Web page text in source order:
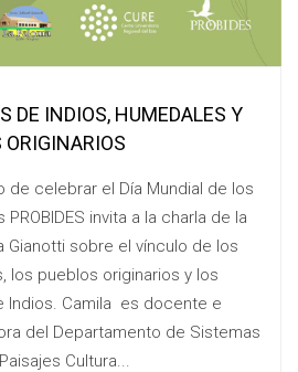
DE INDIOS, HUMEDALES Y
ORIGINARIOS
de celebrar el Día Mundial de los
PROBIDES invita a la charla de la
Gianotti sobre el vínculo de los
los pueblos originarios y los
Indios. Camila es docente e
del Departamento de Sistemas
Cultura...